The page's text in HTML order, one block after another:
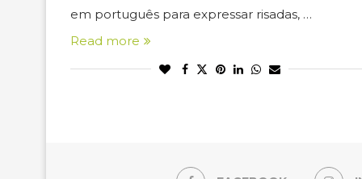
em português para expressar risadas, …
Read more